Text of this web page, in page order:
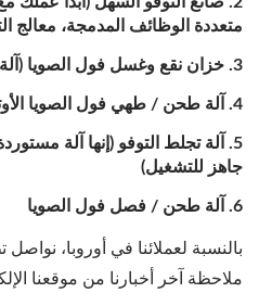
متعددة الوظائف المدمجة، معالج
خزان نقع وغسل فول الصويا
آلة طحن / طهي فول الصويا
آلة تجلط التوفو (إنها آلة
جاهز للتشغيل)
آلة طحن / فصل فول الصويا
ملاحظة آخر أخبارنا من موقعنا